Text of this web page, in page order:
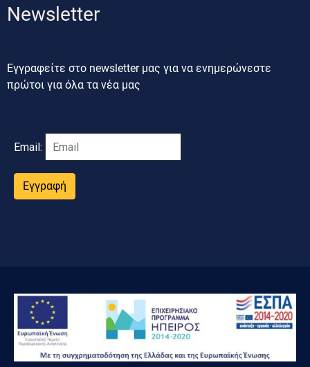
Newsletter
Εγγραφείτε στο newsletter μας για να ενημερώνεστε
πρώτοι για όλα τα νέα μας
Email:
Εγγραφή